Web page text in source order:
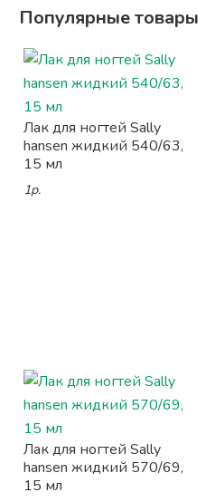
Популярные товары
Лак для ногтей Sally
hansen жидкий 540/63,
15 мл
1р.
Лак для ногтей Sally
hansen жидкий 570/69,
15 мл